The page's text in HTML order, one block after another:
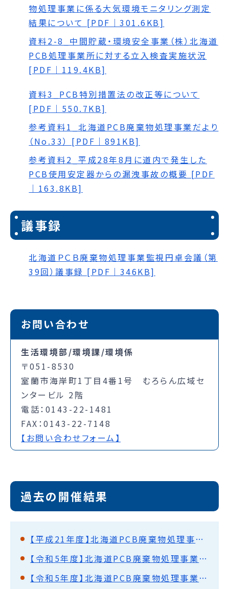
物処理事業に係る大気環境モニタリング測定
結果について [PDF｜301.6KB]
資料2-8_中間貯蔵・環境安全事業（株）北海道
PCB処理事業所に対する立入検査実施状況
[PDF｜119.4KB]
資料3_PCB特別措置法の改正等について
[PDF｜550.7KB]
参考資料1_北海道PCB廃棄物処理事業だより
（No.33） [PDF｜891KB]
参考資料2_平成28年8月に道内で発生した
PCB使用安定器からの漏洩事故の概要 [PDF
｜163.8KB]
議事録
北海道ＰＣＢ廃棄物処理事業監視円卓会議（第
39回）議事録 [PDF｜346KB]
お問い合わせ
生活環境部/環境課/環境係
〒051-8530
室蘭市海岸町1丁目4番1号 むろらん広域セ
ンタービル 2階
電話：0143-22-1481
FAX：0143-22-7148
【お問い合わせフォーム】
過去の開催結果
【平成21年度】北海道PCB廃棄物処理事業監視円卓会議（第18回）開催結果概要
【令和5年度】北海道PCB廃棄物処理事業監視円卓会議（第61回）開催結果概要
【令和5年度】北海道PCB廃棄物処理事業監視円卓会議（第60回）開催結果概要